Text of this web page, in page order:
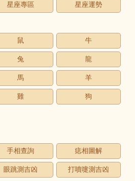
星座專區 星座運勢
鼠 牛
兔 龍
馬 羊
雞 狗
手相查詢 痣相圖解
眼跳測吉凶 打噴嚏測吉凶